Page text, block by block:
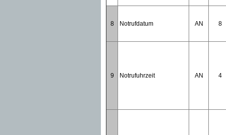
8 Notrufdatum AN 8
9 Notrufuhrzeit AN 4